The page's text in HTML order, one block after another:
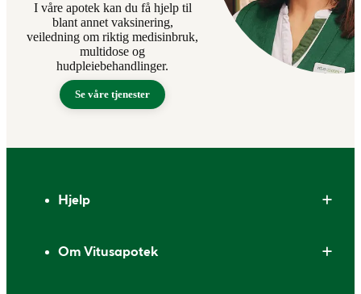
I våre apotek kan du få hjelp til
blant annet vaksinering,
veiledning om riktig medisinbruk,
multidose og
hudpleiebehandlinger.
Se våre tjenester
Hjelp
Om Vitusapotek